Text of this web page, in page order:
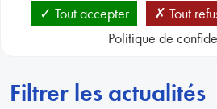
CDG 33L’actualité
Filtrer les actualités
Tout accepter Tout
Politique de